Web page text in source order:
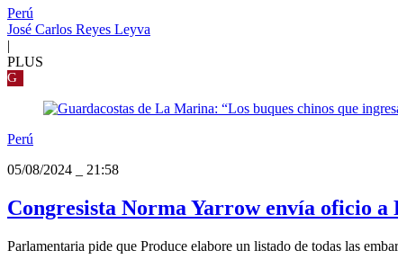
Perú
José Carlos Reyes Leyva
|
PLUS
G
Perú
05/08/2024
21:58
Congresista Norma Yarrow envía oficio a
Parlamentaria pide que Produce elabore un listado de todas las